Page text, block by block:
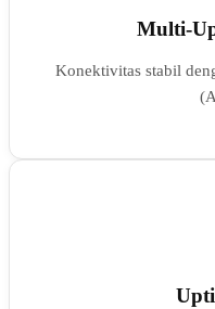
Multi-
Konektivitas stabil